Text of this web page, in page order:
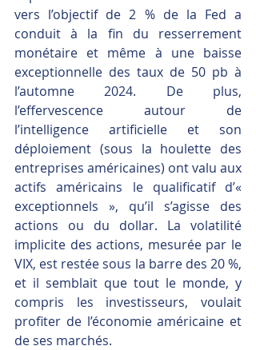
vers l’objectif de 2 % de la Fed a
conduit à la fin du resserrement
monétaire et même à une baisse
exceptionnelle des taux de 50 pb à
l’automne 2024. De plus,
l’effervescence autour de
l’intelligence artificielle et son
déploiement (sous la houlette des
entreprises américaines) ont valu aux
actifs américains le qualificatif d’«
exceptionnels », qu’il s’agisse des
actions ou du dollar. La volatilité
implicite des actions, mesurée par le
VIX, est restée sous la barre des 20 %,
et il semblait que tout le monde, y
compris les investisseurs, voulait
profiter de l’économie américaine et
de ses marchés.